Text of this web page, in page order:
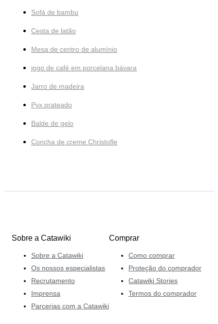
Sofá de bambu
Cesta de latão
Mesa de centro de alumínio
jogo de café em porcelana bávara
Jarro de madeira
Pyx prateado
Balde de gelo
Concha de creme Christofle
Sobre a Catawiki
Sobre a Catawiki
Os nossos especialistas
Recrutamento
Imprensa
Parcerias com a Catawiki
Comprar
Como comprar
Proteção do comprador
Catawiki Stories
Termos do comprador